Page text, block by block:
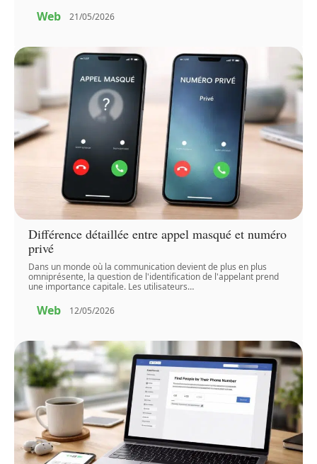
Web 21/05/2026
Différence détaillée entre appel masqué et numéro
privé
Dans un monde où la communication devient de plus en plus
omniprésente, la question de l'identification de l'appelant prend
une importance capitale. Les utilisateurs…
Web 12/05/2026